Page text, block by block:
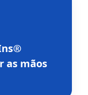
as mãos